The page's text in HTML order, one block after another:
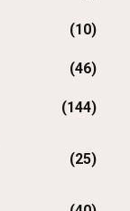
(10)
(46)
(144)
(25)